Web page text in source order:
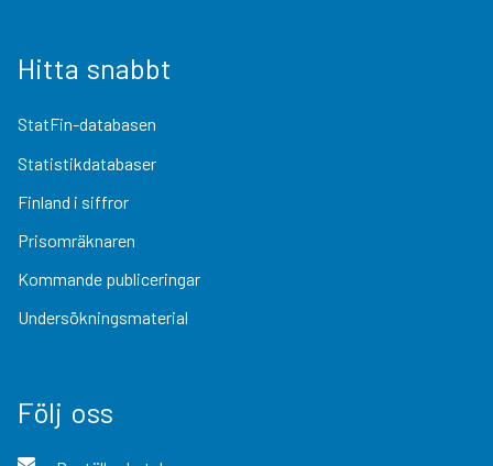
Hitta snabbt
StatFin-databasen
Statistikdatabaser
Finland i siffror
Prisomräknaren
Kommande publiceringar
Undersökningsmaterial
Följ oss